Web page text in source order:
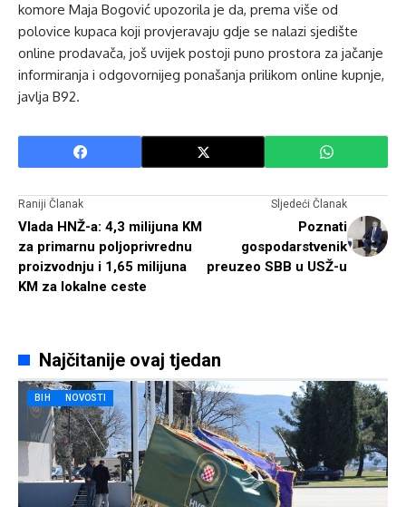
komore Maja Bogović upozorila je da, prema više od
polovice kupaca koji provjeravaju gdje se nalazi sjedište
online prodavača, još uvijek postoji puno prostora za jačanje
informiranja i odgovornijeg ponašanja prilikom online kupnje,
javlja B92.
Raniji Članak
Vlada HNŽ-a: 4,3 milijuna KM
za primarnu poljoprivrednu
proizvodnju i 1,65 milijuna
KM za lokalne ceste
Sljedeći Članak
Poznati
gospodarstvenik
preuzeo SBB u USŽ-u
Najčitanije ovaj tjedan
BIH NOVOSTI